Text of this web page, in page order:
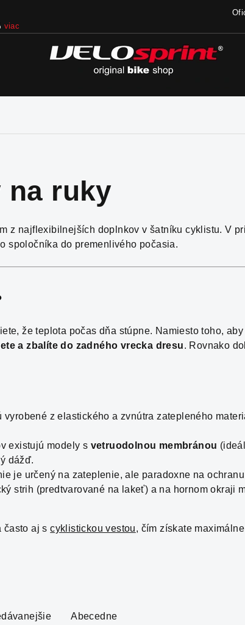
viac
na ruky
z najflexibilnejších doplnkov v šatníku cyklistu. V
spoločníka do premenlivého počasia.
že teplota počas dňa stúpne. Namiesto toho,
a zbalíte do zadného vrecka dresu. Rovnako
vyrobené z elastického a zvnútra zatepleného
existujú modely s vetruodolnou membránou
dážď.
je určený na zateplenie, ale paradoxne na
strih (predtvarované na lakeť) a na hornom okraji
často aj s cyklistickou vestou, čím získate
Abecedne